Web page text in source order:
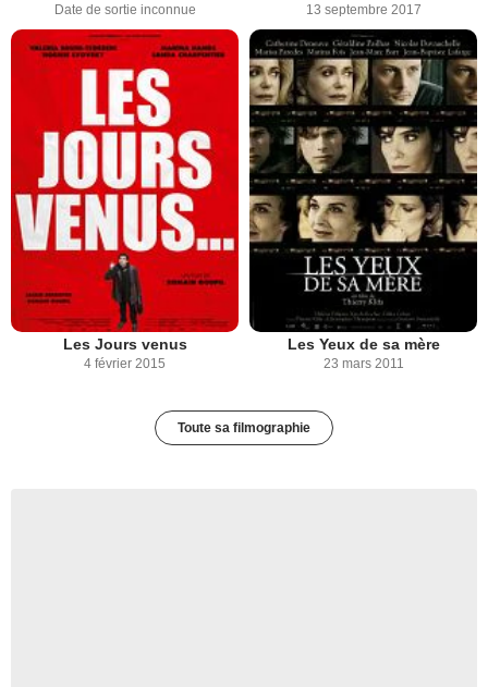
Date de sortie inconnue 13 septembre 2017
Les Jours venus
4 février 2015
Les Yeux de sa mère
23 mars 2011
Toute sa filmographie